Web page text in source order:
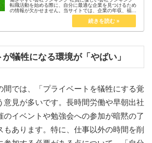
転職活動を始める際に、自分に最適な企業を見つけるため
の情報が欠かせません。当サイトでは、企業の年収、福利
厚生、働きやすさ、キャリアアップの機会などを徹底的に
犠牲になる環境が「やばい」
間では、「プライベートを犠牲にする覚
意見が多いです。長時間労働や早朝出社
のイベントや勉強会への参加が暗黙の了
もあります。特に、仕事以外の時間を削